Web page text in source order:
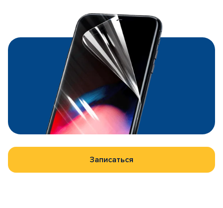
Записаться